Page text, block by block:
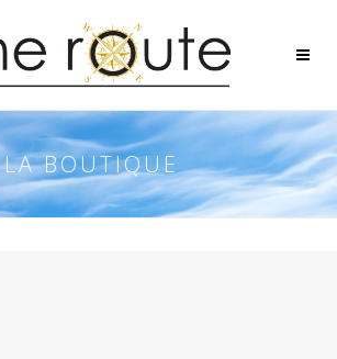
LA BOUTIQUE